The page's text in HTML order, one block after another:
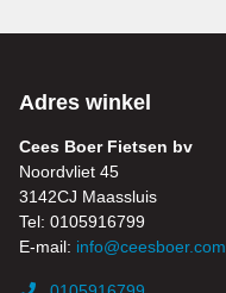
Adres winkel
Cees Boer Fietsen bv
Noordvliet 45
3142CJ Maassluis
Tel: 0105916799
E-mail: info@ceesboer.com